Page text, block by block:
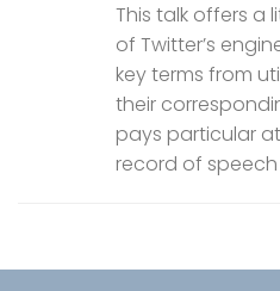
This talk offers a
of Twitter’s
key terms from
their
pays particular
record of speech